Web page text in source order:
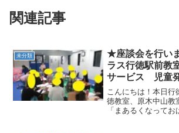
関連記事
未分類
★座談会を行い
ラス行徳駅前教
サービス 児童
料送迎 発達
行徳 行徳駅
市川市
こんにちは！本日
徳教室、原木中山教
「まあるくなってお